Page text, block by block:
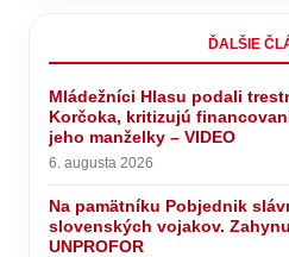
ĎALŠIE
Mládežníci Hlasu podali
Korčoka, kritizujú
jeho manželky – VIDEO
6. augusta 2026
Na pamätníku Pobjednik
slovenských vojakov.
UNPROFOR